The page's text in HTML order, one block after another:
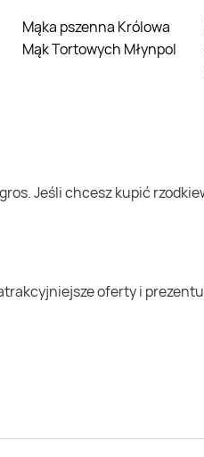
Mąka pszenna Królowa
Mąk Tortowych Młynpol